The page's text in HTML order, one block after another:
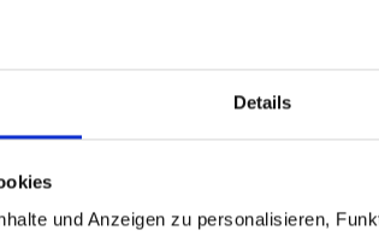
Details
und Anzeigen zu personalisieren,